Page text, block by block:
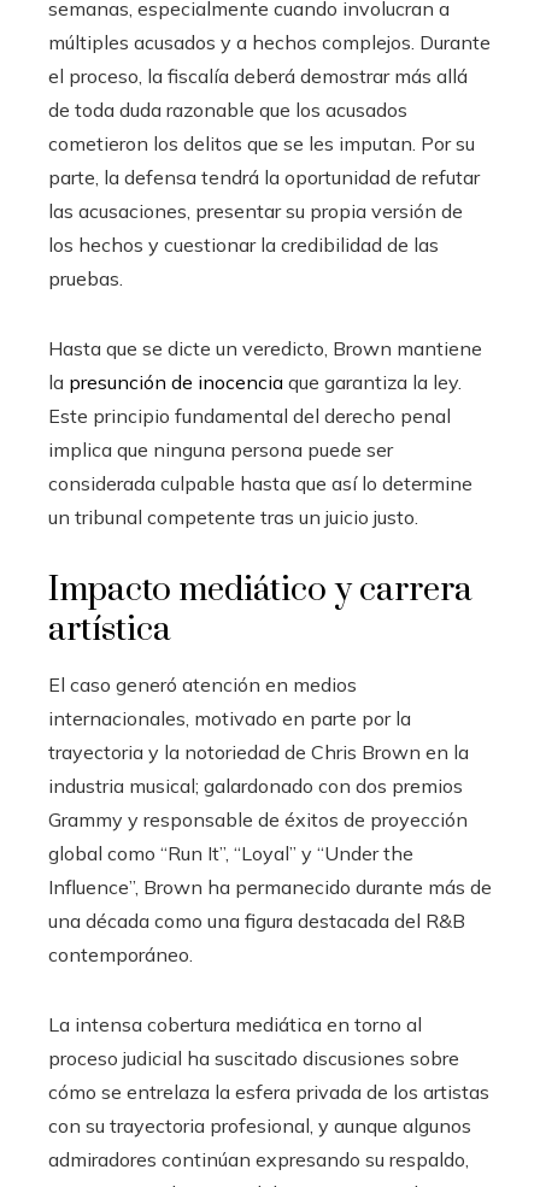
semanas, especialmente cuando involucran a
múltiples acusados y a hechos complejos. Durante
el proceso, la fiscalía deberá demostrar más allá
de toda duda razonable que los acusados
cometieron los delitos que se les imputan. Por su
parte, la defensa tendrá la oportunidad de refutar
las acusaciones, presentar su propia versión de
los hechos y cuestionar la credibilidad de las
pruebas.
Hasta que se dicte un veredicto, Brown mantiene
la presunción de inocencia que garantiza la ley.
Este principio fundamental del derecho penal
implica que ninguna persona puede ser
considerada culpable hasta que así lo determine
un tribunal competente tras un juicio justo.
Impacto mediático y carrera
artística
El caso generó atención en medios
internacionales, motivado en parte por la
trayectoria y la notoriedad de Chris Brown en la
industria musical; galardonado con dos premios
Grammy y responsable de éxitos de proyección
global como “Run It”, “Loyal” y “Under the
Influence”, Brown ha permanecido durante más de
una década como una figura destacada del R&B
contemporáneo.
La intensa cobertura mediática en torno al
proceso judicial ha suscitado discusiones sobre
cómo se entrelaza la esfera privada de los artistas
con su trayectoria profesional, y aunque algunos
admiradores continúan expresando su respaldo,